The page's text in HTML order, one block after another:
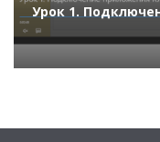
Урок 1.